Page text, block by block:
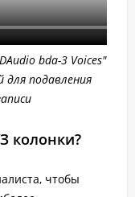
bda-3 Voices"
для подавления
колонки?
чтобы